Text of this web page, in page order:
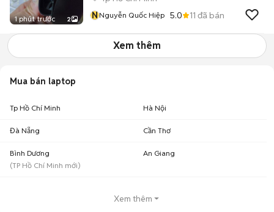
1 phút trước 2
NNguyễn Quốc Hiệp 5.0 11 đã bán
Xem thêm
Mua bán laptop
Tp Hồ Chí Minh Hà Nội
Đà Nẵng Cần Thơ
Bình Dương
(TP Hồ Chí Minh mới)
An Giang
Xem thêm